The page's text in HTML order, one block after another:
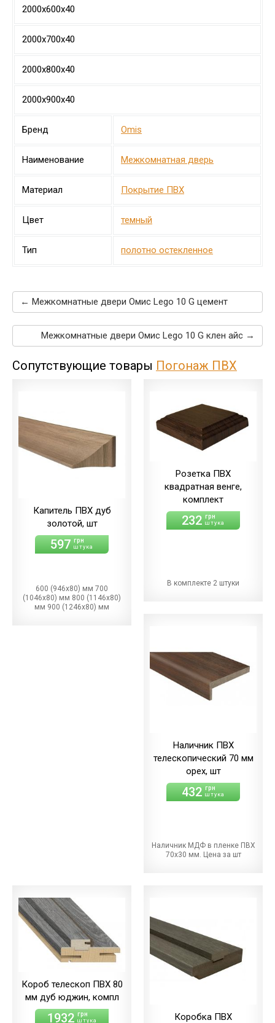
2000х600х40
2000х700х40
2000х800х40
2000х900х40
Бренд Omis
Наименование Межкомнатная дверь
Материал Покрытие ПВХ
Цвет темный
Тип полотно остекленное
← Межкомнатные двери Омис Lego 10 G цемент
Межкомнатные двери Омис Lego 10 G клен айс →
Сопутствующие товары Погонаж ПВХ
Капитель ПВХ дуб
золотой, шт
597 грн
штука
600 (946х80) мм 700
(1046х80) мм 800 (1146х80)
мм 900 (1246х80) мм
Розетка ПВХ
квадратная венге,
комплект
232 грн
штука
В комплекте 2 штуки
Наличник ПВХ
телескопический 70 мм
орех, шт
432 грн
штука
Наличник МДФ в пленке ПВХ
70х30 мм. Цена за шт
Короб телескоп ПВХ 80
мм дуб юджин, компл
1932 грн
штука Коробка ПВХ